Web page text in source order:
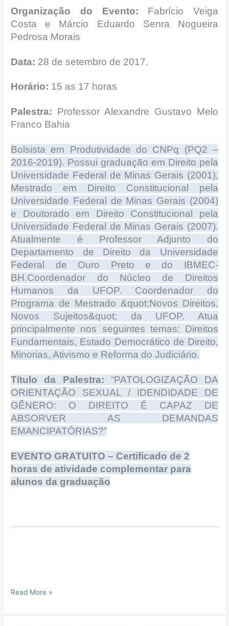
Organização do Evento: Fabrício Veiga
Costa e Márcio Eduardo Senra Nogueira
Pedrosa Morais
Data: 28 de setembro de 2017.
Horário: 15 as 17 horas
Palestra: Professor Alexandre Gustavo Melo
Franco Bahia
Bolsista em Produtividade do CNPq (PQ2 –
2016-2019). Possui graduação em Direito pela
Universidade Federal de Minas Gerais (2001),
Mestrado em Direito Constitucional pela
Universidade Federal de Minas Gerais (2004)
e Doutorado em Direito Constitucional pela
Universidade Federal de Minas Gerais (2007).
Atualmente é Professor Adjunto do
Departamento de Direito da Universidade
Federal de Ouro Preto e do IBMEC-
BH.Coordenador do Núcleo de Direitos
Humanos da UFOP. Coordenador do
Programa de Mestrado &quot;Novos Direitos,
Novos Sujeitos&quot; da UFOP. Atua
principalmente nos seguintes temas: Direitos
Fundamentais, Estado Democrático de Direito,
Minorias, Ativismo e Reforma do Judiciário.
Título da Palestra: “PATOLOGIZAÇÃO DA
ORIENTAÇÃO SEXUAL / IDENDIDADE DE
GÊNERO: O DIREITO É CAPAZ DE
ABSORVER AS DEMANDAS
EMANCIPATÓRIAS?”
EVENTO GRATUITO – Certificado de 2
horas de atividade complementar para
alunos da graduação
Read More »